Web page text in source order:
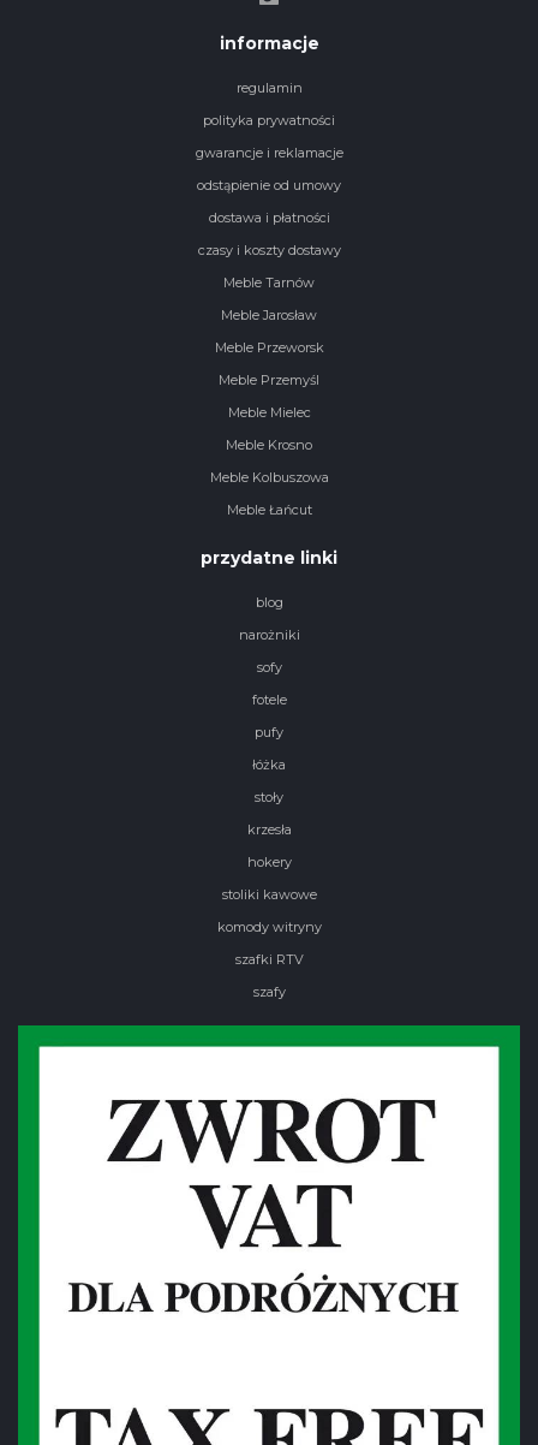
informacje
regulamin
polityka prywatności
gwarancje i reklamacje
odstąpienie od umowy
dostawa i płatności
czasy i koszty dostawy
Meble Tarnów
Meble Jarosław
Meble Przeworsk
Meble Przemyśl
Meble Mielec
Meble Krosno
Meble Kolbuszowa
Meble Łańcut
przydatne linki
blog
narożniki
sofy
fotele
pufy
łóżka
stoły
krzesła
hokery
stoliki kawowe
komody witryny
szafki RTV
szafy